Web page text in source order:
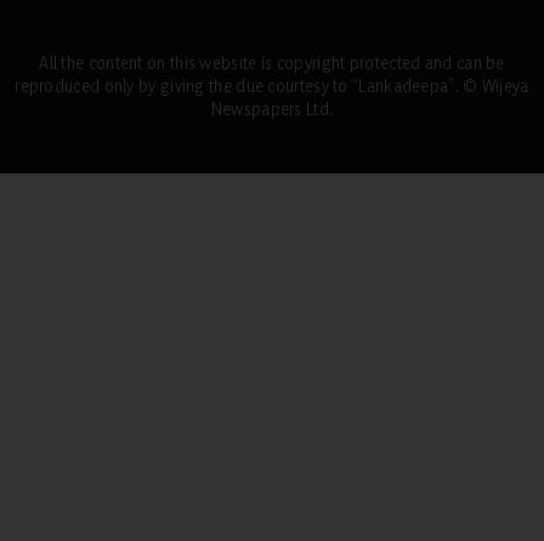
All the content on this website is copyright protected and can be
reproduced only by giving the due courtesy to “Lankadeepa”. © Wijeya
Newspapers Ltd.